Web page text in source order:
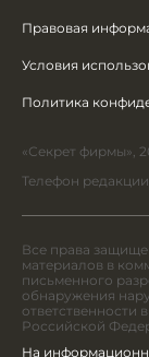
Правовая
Условия
Политика
«Секрет фирмы»,
Телефон
Все права
материалов в
письменного
обнаружения
ответственности
Российской
На